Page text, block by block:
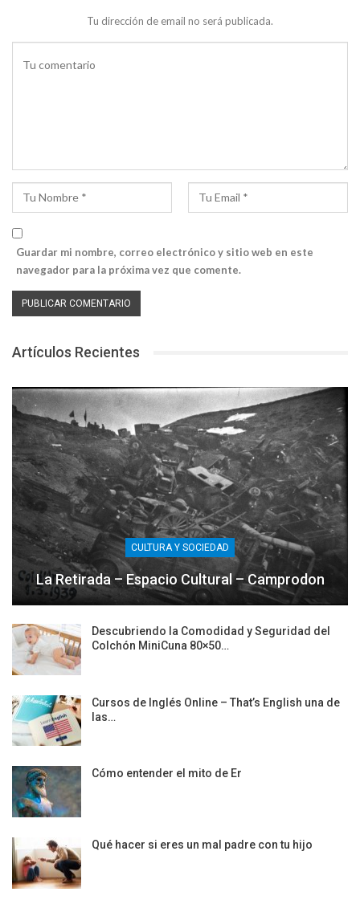
Tu dirección de email no será publicada.
Guardar mi nombre, correo electrónico y sitio web en este
navegador para la próxima vez que comente.
Artículos Recientes
CULTURA Y SOCIEDAD
La Retirada – Espacio Cultural – Camprodon
Descubriendo la Comodidad y Seguridad del
Colchón MiniCuna 80×50…
Cursos de Inglés Online – That’s English una de
las…
Cómo entender el mito de Er
Qué hacer si eres un mal padre con tu hijo